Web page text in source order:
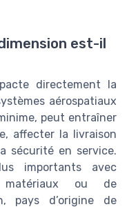
est-il
directement la
aérospatiaux
peut entraîner
affecter la livraison
sécurité en service.
importants avec
matériaux ou de
pays d’origine de